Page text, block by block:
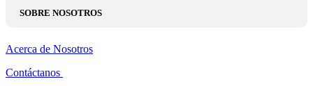
SOBRE NOSOTROS
Acerca de Nosotros
Contáctanos